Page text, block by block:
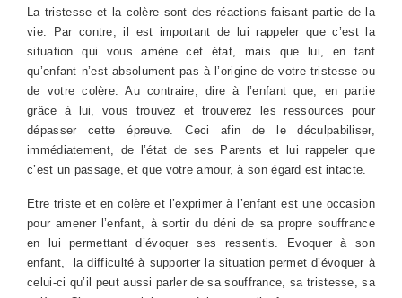
La tristesse et la colère sont des réactions faisant partie de la
vie. Par contre, il est important de lui rappeler que c’est la
situation qui vous amène cet état, mais que lui, en tant
qu’enfant n’est absolument pas à l’origine de votre tristesse ou
de votre colère. Au contraire, dire à l’enfant que, en partie
grâce à lui, vous trouvez et trouverez les ressources pour
dépasser cette épreuve. Ceci afin de le déculpabiliser,
immédiatement, de l’état de ses Parents et lui rappeler que
c’est un passage, et que votre amour, à son égard est intacte.
Etre triste et en colère et l’exprimer à l’enfant est une occasion
pour amener l’enfant, à sortir du déni de sa propre souffrance
en lui permettant d’évoquer ses ressentis. Evoquer à son
enfant, la difficulté à supporter la situation permet d’évoquer à
celui-ci qu’il peut aussi parler de sa souffrance, sa tristesse, sa